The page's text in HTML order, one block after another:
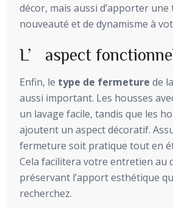
décor, mais aussi d’apporter une
nouveauté et de dynamisme à
L’aspect
Enfin, le type de fermeture de
aussi important. Les housses
un lavage facile, tandis que les
ajoutent un aspect décoratif.
fermeture soit pratique tout en
Cela facilitera votre entretien au
préservant l’apport esthétique
recherchez.